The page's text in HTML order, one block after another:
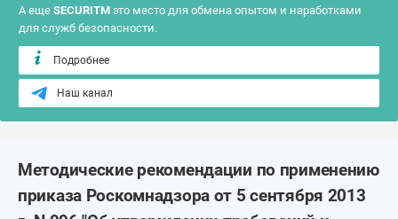
А еще SECURITM это место для обмена опытом и наработками
для служб безопасности.
Подробнее
Наш канал
Методические рекомендации по применению
приказа Роскомнадзора от 5 сентября 2013